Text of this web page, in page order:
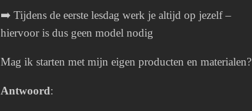
➡️ Tijdens de eerste lesdag werk je altijd op jezelf –
hiervoor is dus geen model nodig
Mag ik starten met mijn eigen producten en materialen?
Antwoord: